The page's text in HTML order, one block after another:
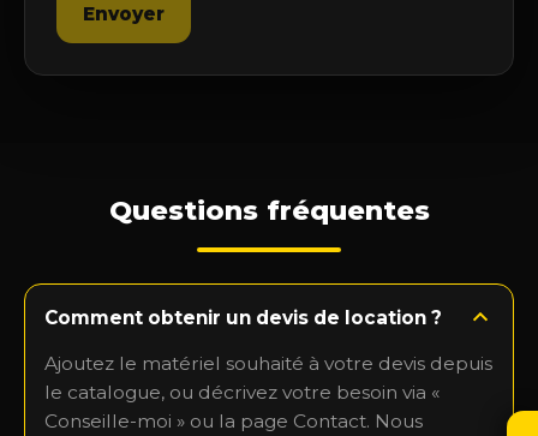
Envoyer
Questions fréquentes
Comment obtenir un devis de location ?
Ajoutez le matériel souhaité à votre devis depuis
le catalogue, ou décrivez votre besoin via «
Conseille-moi » ou la page Contact. Nous